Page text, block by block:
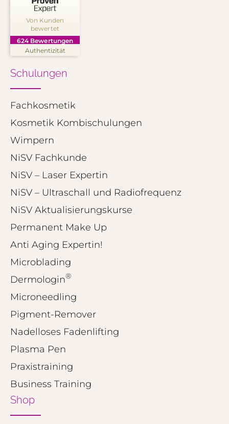
Von Kunden
bewertet
624 Bewertungen
Authentizität
Kundenbewertungen und Erfahrungen zu
NINON Kosmetik Akademie
SEHR GUT
374
anderen Quellen
Blick aufs ProvenExpert-Profil werfen
Schulungen
Fachkosmetik
Kosmetik Kombischulungen
Wimpern
NiSV Fachkunde
NiSV – Laser Expertin
NiSV – Ultraschall und Radiofrequenz
NiSV Aktualisierungskurse
Permanent Make Up
Anti Aging Expertin!
Microblading
Dermologin®
Microneedling
Pigment-Remover
Nadelloses Fadenlifting
Plasma Pen
Praxistraining
Business Training
Shop